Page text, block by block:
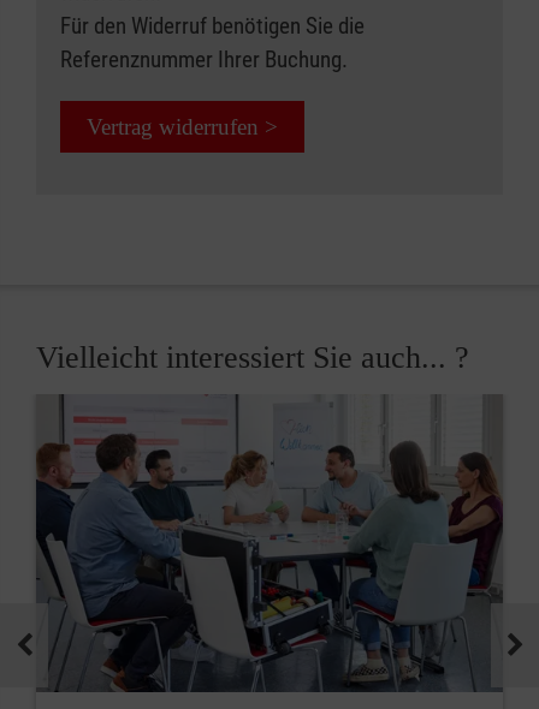
Für den Widerruf benötigen Sie die
Referenznummer Ihrer Buchung.
Vertrag widerrufen >
Vielleicht interessiert Sie auch... ?